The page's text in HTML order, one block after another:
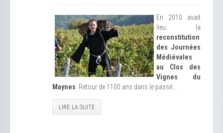
En 2010 avait
lieu la
reconstitution
des Journées
Médiévales
au Clos des
Vignes du
Maynes . Retour de 1100 ans dans le passé...
LIRE LA SUITE